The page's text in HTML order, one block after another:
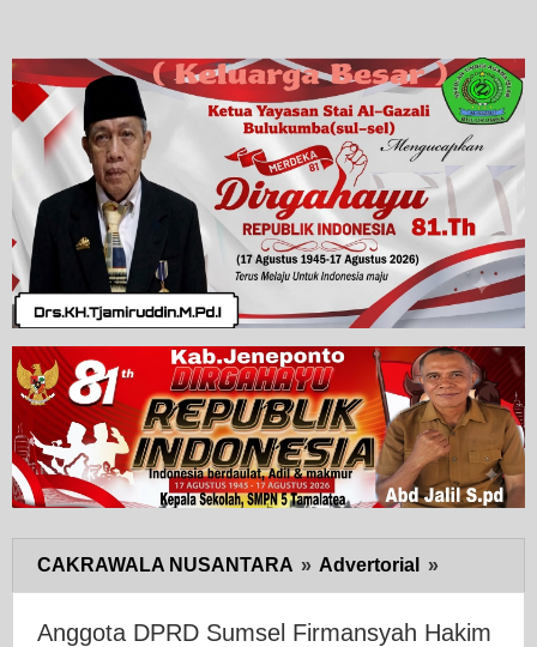
CAKRAWALA NUSANTARA » Advertorial »
DPRD
Sumsel
Anggota DPRD Sumsel Firmansyah Hakim